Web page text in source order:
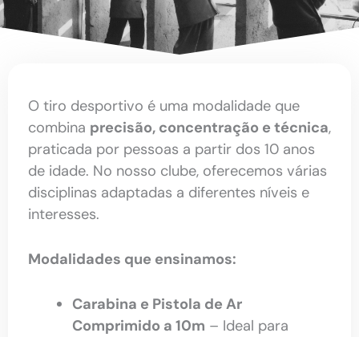
O tiro desportivo é uma modalidade que
combina precisão, concentração e técnica,
praticada por pessoas a partir dos 10 anos
de idade. No nosso clube, oferecemos várias
disciplinas adaptadas a diferentes níveis e
interesses.
Modalidades que ensinamos:
Carabina e Pistola de Ar
Comprimido a 10m – Ideal para